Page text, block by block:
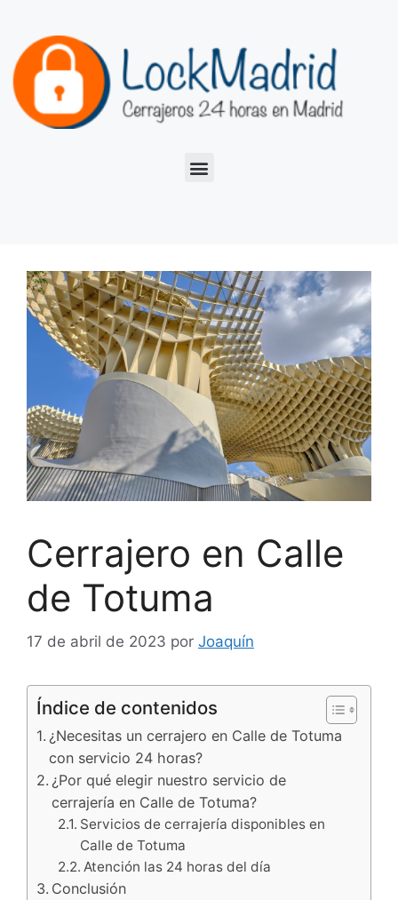
Cerrajero en Calle
de Totuma
17 de abril de 2023 por Joaquín
Índice de contenidos
¿Necesitas un cerrajero en Calle de Totuma
con servicio 24 horas?
¿Por qué elegir nuestro servicio de
cerrajería en Calle de Totuma?
Servicios de cerrajería disponibles en
Calle de Totuma
Atención las 24 horas del día
Conclusión